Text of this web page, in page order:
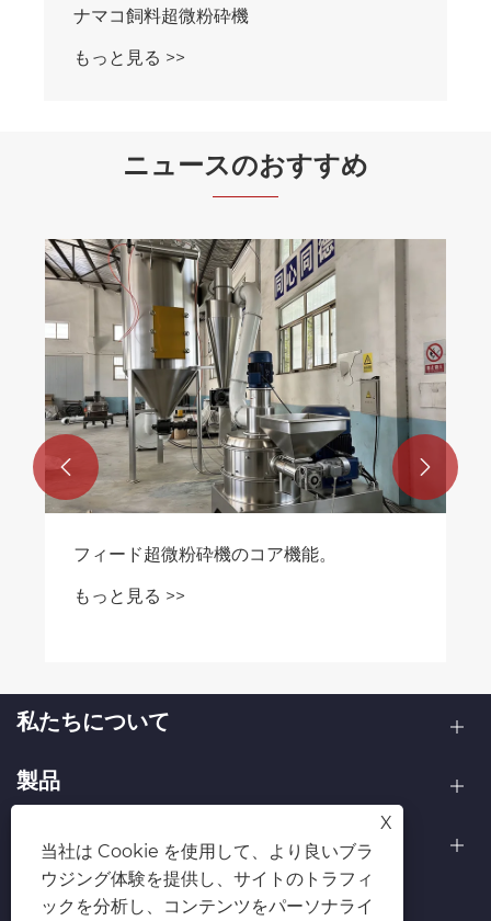
アワビ飼料超微粉砕機
もっと見る >>
ニュースのおすすめ
世界の食品および化学メーカーが 1200 メ
 
私たちについて
製品
お問い合わせ
フォローする
X
当社は Cookie を使用して、より良いブラ
ウジング体験を提供し、サイトのトラフィ
ックを分析し、コンテンツをパーソナライ